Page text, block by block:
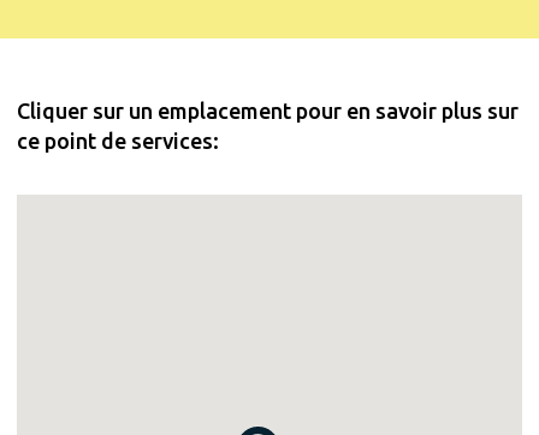
Cliquer sur un emplacement pour en savoir plus sur
ce point de services: